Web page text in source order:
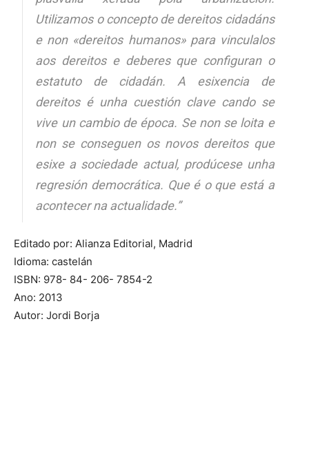
Utilizamos o concepto de dereitos cidadáns
e non «dereitos humanos» para vinculalos
aos dereitos e deberes que configuran o
estatuto de cidadán. A esixencia de
dereitos é unha cuestión clave cando se
vive un cambio de época. Se non se loita e
non se conseguen os novos dereitos que
esixe a sociedade actual, prodúcese unha
regresión democrática. Que é o que está a
acontecer na actualidade.”
Editado por: Alianza Editorial, Madrid
Idioma: castelán
ISBN: 978- 84- 206- 7854-2
Ano: 2013
Autor: Jordi Borja